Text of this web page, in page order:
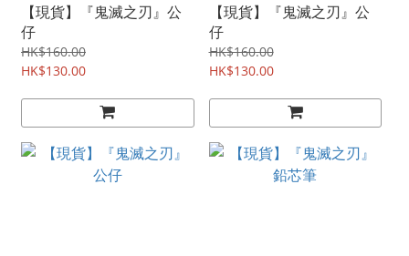
【現貨】『鬼滅之刃』公
仔
HK$160.00
HK$130.00
【現貨】『鬼滅之刃』公
仔
HK$160.00
HK$130.00